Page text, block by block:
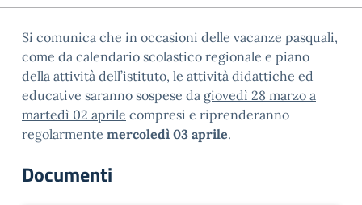
Si comunica che in occasioni delle vacanze pasquali,
come da calendario scolastico regionale e piano
della attività dell’istituto, le attività didattiche ed
educative saranno sospese da giovedì 28 marzo a
martedì 02 aprile compresi e riprenderanno
regolarmente mercoledì 03 aprile.
Documenti